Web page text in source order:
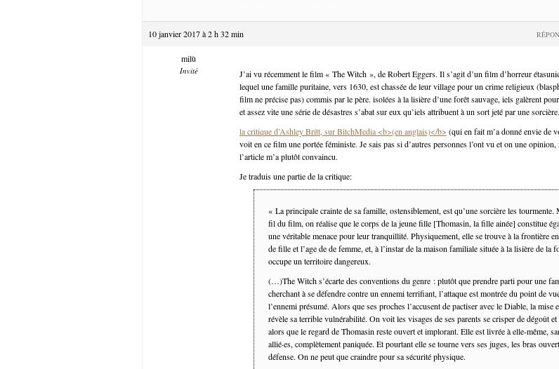
10 janvier 2017 à 2 h 32 min
milù
Invité
J’ai vu récemment le film « The Witch », de Robert Eggers. Il s’agit d’un film d’horreur
lequel une famille puritaine, vers 1630, est chassée de leur village pour un crime religieux
film ne précise pas) commis par le père. isolées à la lisière d’une forêt sauvage, iels galèrent
et assez vite une série de désastres s’abat sur eux qu’iels attribuent à un sort jeté par une sorcière.
la critique d’Ashley Britt, sur BitchMedia <b>(en anglais)</b> (qui en fait m’a donné envie de
voit en ce film une portée féministe. Je sais pas si d’autres personnes l’ont vu et on une opinion,
l’article m’a plutôt convaincu.
Je traduis une partie de la critique:
« La principale crainte de sa famille, ostensiblement, est qu’une sorcière les tourmente.
fil du film, on réalise que le corps de la jeune fille [Thomasin, la fille ainée] constitue
une véritable menace pour leur tranquillité. Physiquement, elle se trouve à la frontière
de fille et l’age de de femme, et, à l’instar de la maison familiale située à la lisière de la
occupe un territoire dangereux.
(…)The Witch s’écarte des conventions du genre : plutôt que prendre parti pour une
cherchant à se défendre contre un ennemi terrifiant, l’attaque est montrée du point de
l’ennemi présumé. Alors que ses proches l’accusent de pactiser avec le Diable, la mise
révèle sa terrible vulnérabilité. On voit les visages de ses parents se crisper de dégoût et
alors que le regard de Thomasin reste ouvert et implorant. Elle est livrée à elle-même,
allié·es, complètement paniquée. Et pourtant elle se tourne vers ses juges, les bras
défense. On ne peut que craindre pour sa sécurité physique.